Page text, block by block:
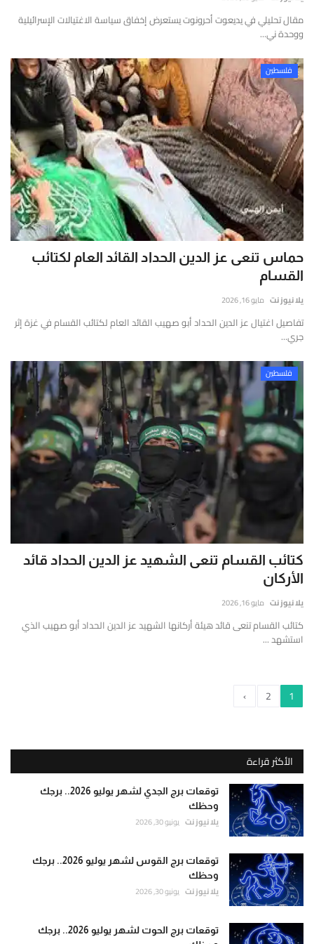
تقارير
دقيقة
مستندة
إلى
التحليل
العميق
والتحقق
الفوري
من
المصادر
والأرقام
الحية.
مقال تحليلي في يديعوت أحرونوت يستعرض إخفاق سياسة الاغتيالات الإسرائيلية
ووحدة ني...
فلسطين
حماس تنعى عز الدين الحداد القائد العام لكتائب
القسام
يلا نيوز نت مايو 16, 2026
تفاصيل اغتيال عز الدين الحداد أبو صهيب القائد العام لكتائب القسام في غزة إثر
جري...
فلسطين
كتائب القسام تنعى الشهيد عز الدين الحداد قائد
الأركان
يلا نيوز نت مايو 16, 2026
كتائب القسام تنعى قائد هيئة أركانها الشهيد عز الدين الحداد أبو صهيب الذي
استشهد ...
1
2
›
الأكثر قراءة
توقعات برج الجدي لشهر يوليو 2026.. برجك
وحظك
يلا نيوز نت يونيو 30, 2026
توقعات برج القوس لشهر يوليو 2026.. برجك
وحظك
يلا نيوز نت يونيو 30, 2026
توقعات برج الحوت لشهر يوليو 2026.. برجك